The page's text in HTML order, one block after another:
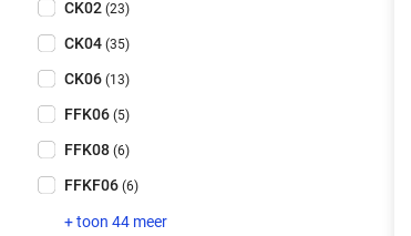
CK02 (23)
CK04 (35)
CK06 (13)
FFK06 (5)
FFK08 (6)
FFKF06 (6)
+ toon 44 meer